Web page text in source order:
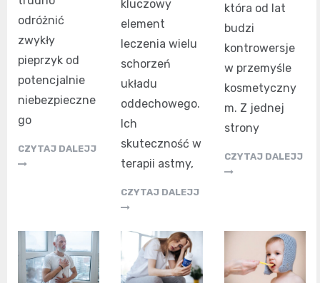
odróżnić
zwykły
pieprzyk od
potencjalnie
niebezpieczne
go
CZYTAJ DALEJJ
kluczowy
element
leczenia wielu
schorzeń
układu
oddechowego.
Ich
skuteczność w
terapii astmy,
CZYTAJ DALEJJ
która od lat
budzi
kontrowersje
w przemyśle
kosmetyczny
m. Z jednej
strony
CZYTAJ DALEJJ